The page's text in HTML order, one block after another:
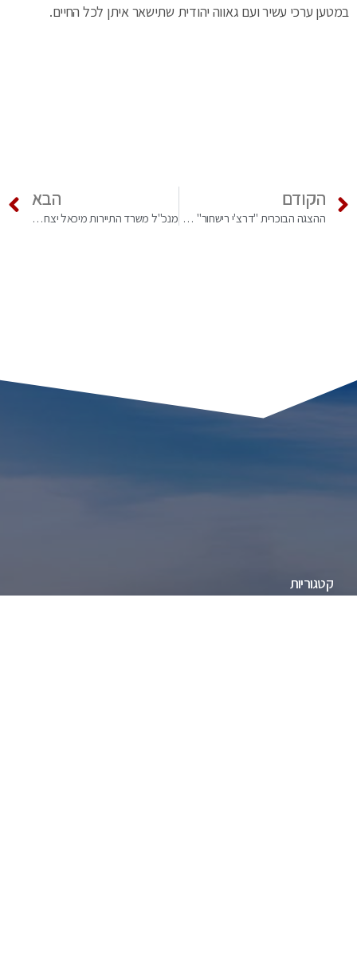
במטען ערכי עשיר ועם גאווה יהודית שתישאר איתן לכל החיים.
הקודם
ההצגה הבוכרית "דרצ'י רישחור" כבשה את הבמות בישראל
הבא
מנכ"ל משרד התיירות מיכאל יצחקוב על הרבי מליובאוויטש
קטגוריות